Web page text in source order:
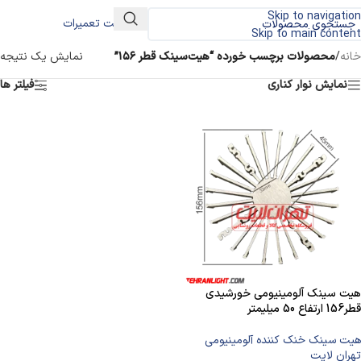
Skip to navigation
Skip to main content
درخواست تعمیرات
خانه/محصولات برچسب خورده “هیت‌سینک قطر ۱۵۶”
نمایش یک نتیجه
نمایش نوار کناری
فیلتر ها
هیت سینک آلومینیومی خورشیدی
قطر156 ارتفاع 50 میلیمتر
هیت سینک خنک کننده آلومینیومی
تهران لایت